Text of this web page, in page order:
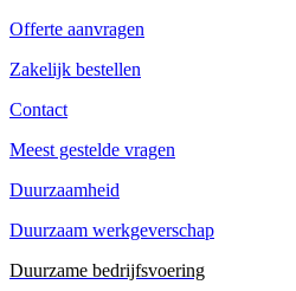
Offerte aanvragen
Zakelijk bestellen
Contact
Meest gestelde vragen
Duurzaamheid
Duurzaam werkgeverschap
Duurzame bedrijfsvoering